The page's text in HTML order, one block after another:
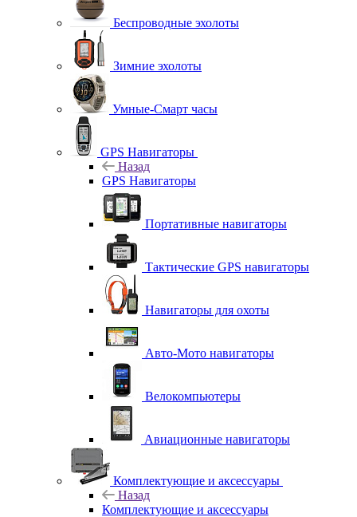
Беспроводные эхолоты
Зимние эхолоты
Умные-Смарт часы
GPS Навигаторы
Назад
GPS Навигаторы
Портативные навигаторы
Тактические GPS навигаторы
Навигаторы для охоты
Авто-Мото навигаторы
Велокомпьютеры
Авиационные навигаторы
Комплектующие и аксессуары
Назад
Комплектующие и аксессуары